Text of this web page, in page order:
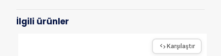
İlgili ürünler
Karşılaştır